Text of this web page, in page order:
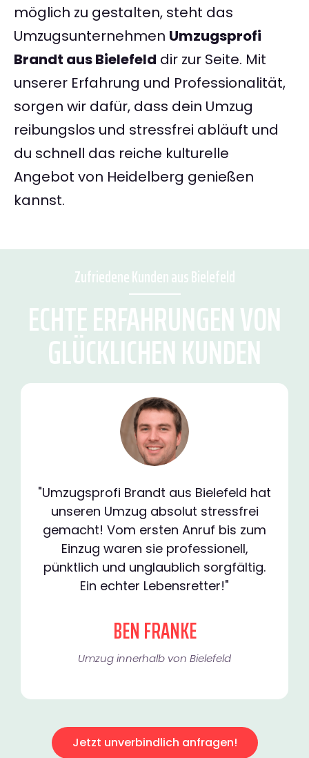
möglich zu gestalten, steht das
Umzugsunternehmen Umzugsprofi
Brandt aus Bielefeld dir zur Seite. Mit
unserer Erfahrung und Professionalität,
sorgen wir dafür, dass dein Umzug
reibungslos und stressfrei abläuft und
du schnell das reiche kulturelle
Angebot von Heidelberg genießen
kannst.
Zufriedene Kunden aus Bielefeld
ECHTE ERFAHRUNGEN VON
GLÜCKLICHEN KUNDEN
"Umzugsprofi Brandt aus Bielefeld hat
unseren Umzug absolut stressfrei
gemacht! Vom ersten Anruf bis zum
Einzug waren sie professionell,
pünktlich und unglaublich sorgfältig.
Ein echter Lebensretter!"
BEN FRANKE
Umzug innerhalb von Bielefeld​
Jetzt unverbindlich anfragen!